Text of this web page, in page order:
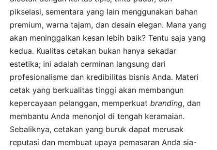
pikselasi, sementara yang lain menggunakan bahan
premium, warna tajam, dan desain elegan. Mana yang
akan meninggalkan kesan lebih baik? Tentu saja yang
kedua. Kualitas cetakan bukan hanya sekadar
estetika; ini adalah cerminan langsung dari
profesionalisme dan kredibilitas bisnis Anda. Materi
cetak yang berkualitas tinggi akan membangun
kepercayaan pelanggan, memperkuat branding, dan
membantu Anda menonjol di tengah keramaian.
Sebaliknya, cetakan yang buruk dapat merusak
reputasi dan membuat upaya pemasaran Anda sia-